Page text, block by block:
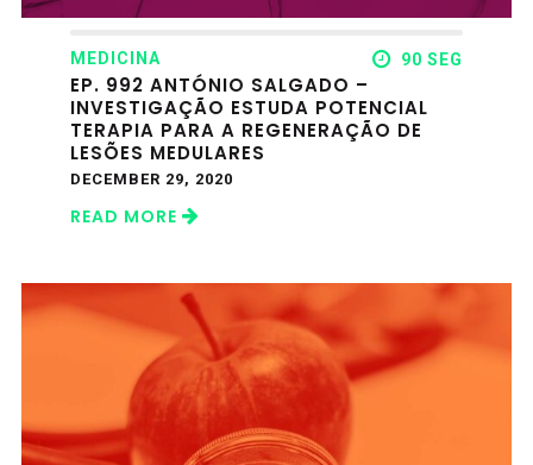
MEDICINA 90 SEG
EP. 992 ANTÓNIO SALGADO –
INVESTIGAÇÃO ESTUDA POTENCIAL
TERAPIA PARA A REGENERAÇÃO DE
LESÕES MEDULARES
DECEMBER 29, 2020
READ MORE